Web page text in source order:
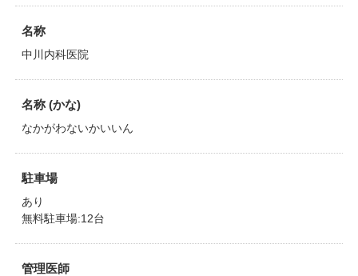
名称
中川内科医院
名称 (かな)
なかがわないかいいん
駐車場
あり
無料駐車場:12台
管理医師